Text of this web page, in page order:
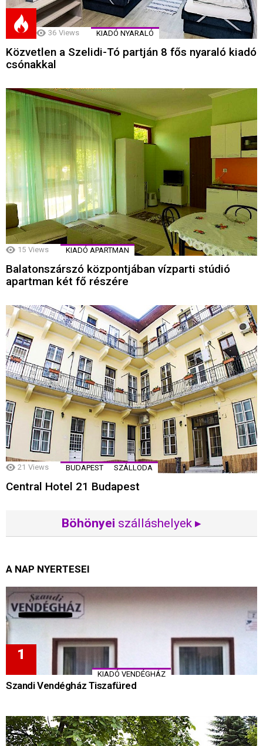
36 Views KIADÓ NYARALÓ
Közvetlen a Szelidi-Tó partján 8 fős nyaraló kiadó
csónakkal
15 Views KIADÓ APARTMAN
Balatonszárszó központjában vízparti stúdió
apartman két fő részére
21 Views BUDAPEST SZÁLLODA
Central Hotel 21 Budapest
Böhönyei szálláshelyek ▸
A NAP NYERTESEI
KIADÓ VENDÉGHÁZ
Szandi Vendégház Tiszafüred